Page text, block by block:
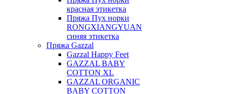
красная этикетка
Пряжа Пух норки
RONGXIANGYUAN
синяя этикетка
Пряжа Gazzal
Gazzal Happy Feet
GAZZAL BABY
COTTON XL
GAZZAL ORGANIC
BABY COTTON